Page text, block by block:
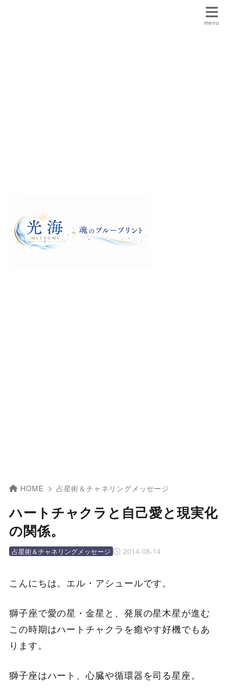
HOME 占星術＆チャネリングメッセージ
ハートチャクラと自己愛と現実化
の関係。
2014-08-14
占星術＆チャネリングメッセージ
こんにちは。エル・アシュールです。
獅子座で愛の星・金星と、発展の星木星が進む
この時期はハートチャクラを癒やす好機でもあ
ります。
獅子座はハート、心臓や循環器を司る星座。